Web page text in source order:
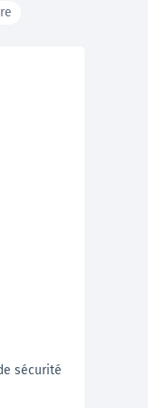
webinar en
sécurité